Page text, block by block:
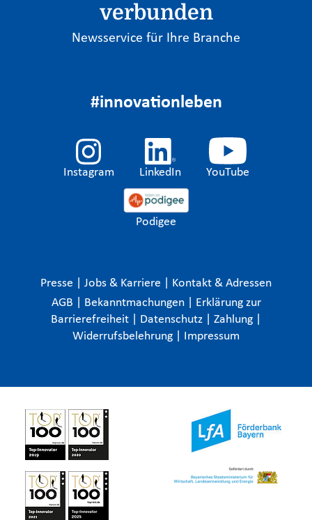
verbunden
Newsservice für Ihre Branche
#innovationleben
Instagram LinkedIn YouTube
Podigee
Presse Jobs & Karriere
Kontakt & Adressen
AGB
Bekanntmachungen
Erklärung zur
Barrierefreiheit
Datenschutz Zahlung
Widerrufsbelehrung
Impressum